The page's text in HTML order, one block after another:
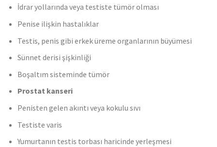
İdrar yollarında veya testiste tümör olması
Penise ilişkin hastalıklar
Testis, penis gibi erkek üreme organlarının büyümesi
Sünnet derisi şişkinliği
Boşaltım sisteminde tümör
Prostat kanseri
Penisten gelen akıntı veya kokulu sıvı
Testiste varis
Yumurtanın testis torbası haricinde yerleşmesi